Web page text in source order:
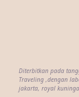
Diterbitkan pada
Traveling ,dengan
jakarta, royal